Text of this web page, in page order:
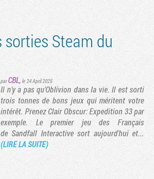
sorties Steam du
parCBL, le 24 April 2025
Il n'y a pas qu'Oblivion dans la vie. Il est sorti
trois tonnes de bons jeux qui méritent votre
intérêt. Prenez Clair Obscur: Expedition 33 par
exemple. Le premier jeu des Français
de Sandfall Interactive sort aujourd'hui et...
(LIRE LA SUITE)